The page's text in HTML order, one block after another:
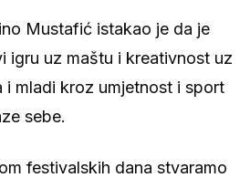
Mustafić istakao je da je
igru uz maštu i kreativnost uz
i mladi kroz umjetnost i sport
sebe.
festivalskih dana stvaramo